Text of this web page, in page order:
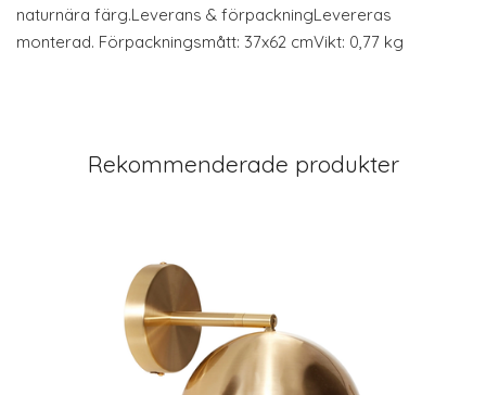
naturnära färg.Leverans & förpackningLevereras
monterad. Förpackningsmått: 37x62 cmVikt: 0,77 kg
Rekommenderade produkter